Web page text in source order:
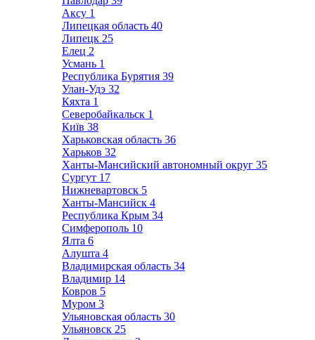
Аксу 1
Липецкая область 40
Липецк 25
Елец 2
Усмань 1
Республика Бурятия 39
Улан-Удэ 32
Кяхта 1
Северобайкальск 1
Київ 38
Харьковская область 36
Харьков 32
Ханты-Мансийский автономный округ 35
Сургут 17
Нижневартовск 5
Ханты-Мансийск 4
Республика Крым 34
Симферополь 10
Ялта 6
Алушта 4
Владимирская область 34
Владимир 14
Ковров 5
Муром 3
Ульяновская область 30
Ульяновск 25